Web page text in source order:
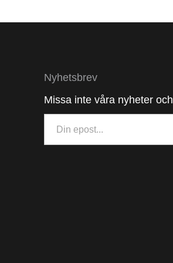
Nyhetsbrev
Missa inte våra nyheter